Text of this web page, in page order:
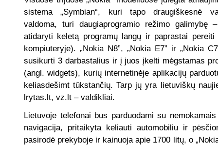
sistema „Symbian“, kuri tapo draugiškesnė
valdoma, turi daugiaprogramio režimo galimybę
atidaryti keletą programų langų ir paprastai
kompiuteryje). „Nokia N8”, „Nokia E7” ir „Nokia
susikurti 3 darbastalius ir į juos įkelti mėgstamas
(angl. widgets), kurių internetinėje aplikacijų
keliasdešimt tūkstančių. Tarp jų yra lietuviškų
lrytas.lt, vz.lt – valdikliai.
Lietuvoje telefonai bus parduodami su
navigacija, pritaikyta keliauti automobiliu ir
pasirodė prekyboje ir kainuoja apie 1700 litų, o